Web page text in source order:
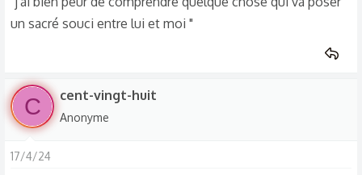
un sacré souci entre lui et moi "
C cent-vingt-huit
Anonyme
17/4/24